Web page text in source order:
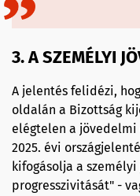
3. A SZEMÉLYI
A jelentés felidézi,
oldalán a Bizottság
elégtelen a jövedelmi
2025. évi
kifogásolja a
progresszivitását" -